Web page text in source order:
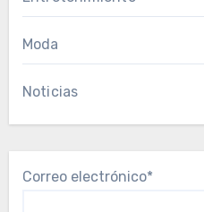
Moda
Noticias
Correo electrónico*